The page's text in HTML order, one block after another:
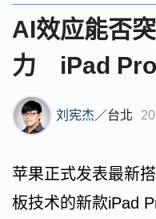
AI效应能否
力 iPad Pro
刘宪杰／台北
苹果正式发表最新
板技术的新款iPad